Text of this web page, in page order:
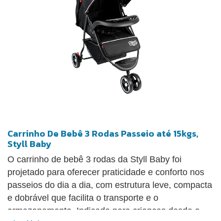
Carrinho De Bebê 3 Rodas Passeio até 15kgs,
Styll Baby
O carrinho de bebê 3 rodas da Styll Baby foi
projetado para oferecer praticidade e conforto nos
passeios do dia a dia, com estrutura leve, compacta
e dobrável que facilita o transporte e o
armazenamento. Indicado para crianças desde o